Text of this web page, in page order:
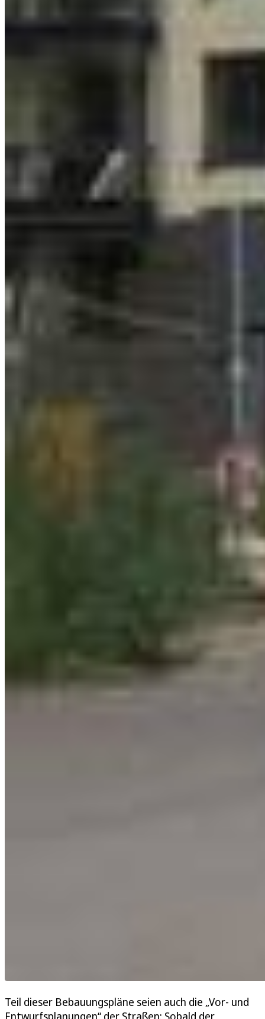
Teil dieser Bebauungspläne seien auch die „Vor- und